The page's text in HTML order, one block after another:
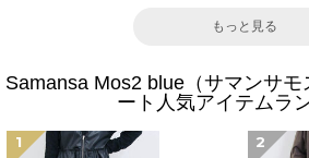
もっと見る
Samansa Mos2 blue（サマンサ
ート人気アイテムラ
1 2